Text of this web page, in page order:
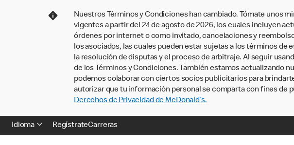
Nuestros Términos y Condiciones han cambiado. Tómate unos
vigentes a partir del 24 de agosto de 2026, los cuales incluyen
órdenes por internet o como invitado, cancelaciones y
los asociados, las cuales pueden estar sujetas a los términos
la resolución de disputas y el proceso de arbitraje. Al seguir
de los Términos y Condiciones. También estamos actualizando
podemos colaborar con ciertos socios publicitarios para
autorizar que tu información personal se comparta con fines de
Derechos de Privacidad de McDonald’s.
Idioma RegístrateCarreras